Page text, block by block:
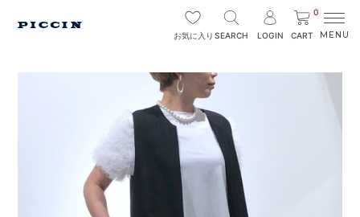
お気に入り SEARCH LOGIN
0
CART